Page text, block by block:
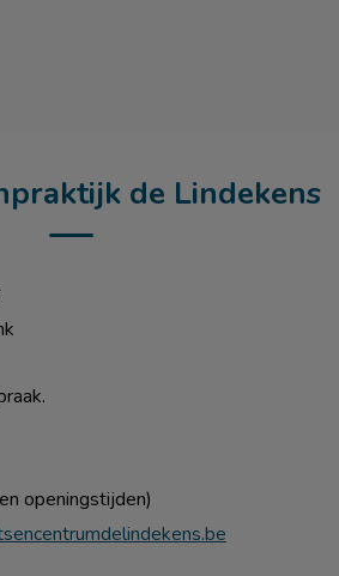
de Lindekens
openingstijden)